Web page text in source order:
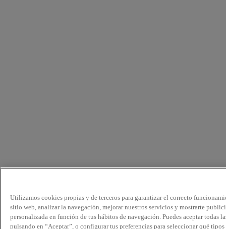
Utilizamos cookies propias y de terceros para garantizar el correcto
sitio web, analizar la navegación, mejorar nuestros servicios y mostrarte
personalizada en función de tus hábitos de navegación. Puedes aceptar todas
pulsando en “Aceptar”, o configurar tus preferencias para seleccionar qué tipos